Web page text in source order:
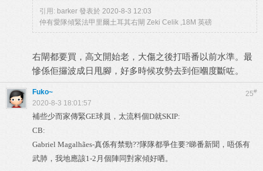
引用: barker 發表於 2020-8-3 12:03
仲有愛隊傾緊法甲里爾土耳其右閘 Zeki Celik ,18M 英磅
右閘都要買，高文開始老，大傷之後打唔番以前水準。最
慘係佢攞波成日甩腳，好多時候攻勢去到佢嗰度斷咗。
25#
Fuko~
2020-8-3 18:01:57
補些少而家傳緊GE球員，太流料個D就SKIP:
CB:
Gabriel Magalhães-真係有禁勁??隊隊都爭住要?睇番新聞，唔係有
武肺，我地應該1-2月個陣同對家傾好哂。